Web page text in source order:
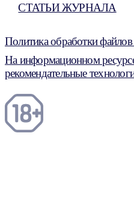
СТАТЬИ ЖУРНАЛА
Политика обработки
На информационном
рекомендательные